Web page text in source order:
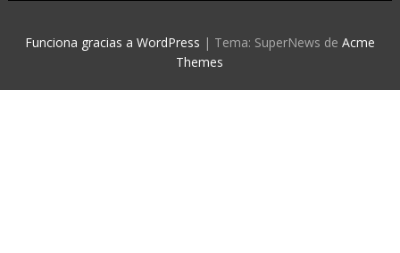
Funciona gracias a WordPress | Tema: SuperNews de Acme
Themes